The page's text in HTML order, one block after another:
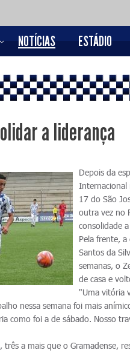
NOTÍCIAS ESTÁDIO
a liderança
Depois da
Internacional
17 do São
outra vez no
consolidade
Pela frente,
Santos da
semanas, o
de casa e
"Uma vitória
nessa semana foi mais
como foi a de sábado. Nosso
a mais que o Gramadense,